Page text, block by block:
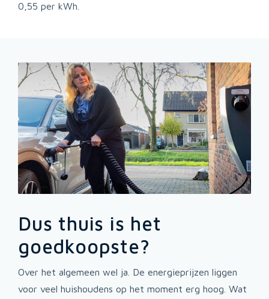
0,55 per kWh.
Dus thuis is het
goedkoopste?
Over het algemeen wel ja. De energieprijzen liggen
voor veel huishoudens op het moment erg hoog. Wat